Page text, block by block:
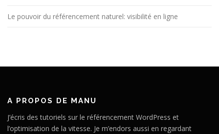
Le pouvoir du référencement naturel: visibilité en ligne
A PROPOS DE MANU
J’écris des tutoriels sur le référencement WordPress et
l’optimisation de la vitesse. Je m’endors aussi en regardant